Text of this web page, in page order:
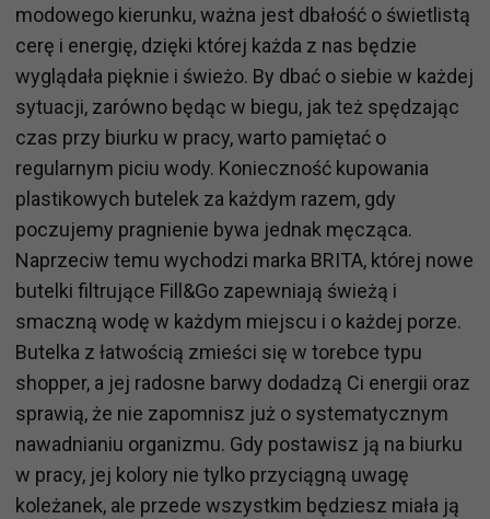
modowego kierunku, ważna jest dbałość o świetlistą
cerę i energię, dzięki której każda z nas będzie
wyglądała pięknie i świeżo. By dbać o siebie w każdej
sytuacji, zarówno będąc w biegu, jak też spędzając
czas przy biurku w pracy, warto pamiętać o
regularnym piciu wody. Konieczność kupowania
plastikowych butelek za każdym razem, gdy
poczujemy pragnienie bywa jednak męcząca.
Naprzeciw temu wychodzi marka BRITA, której nowe
butelki filtrujące Fill&Go zapewniają świeżą i
smaczną wodę w każdym miejscu i o każdej porze.
Butelka z łatwością zmieści się w torebce typu
shopper, a jej radosne barwy dodadzą Ci energii oraz
sprawią, że nie zapomnisz już o systematycznym
nawadnianiu organizmu. Gdy postawisz ją na biurku
w pracy, jej kolory nie tylko przyciągną uwagę
koleżanek, ale przede wszystkim będziesz miała ją